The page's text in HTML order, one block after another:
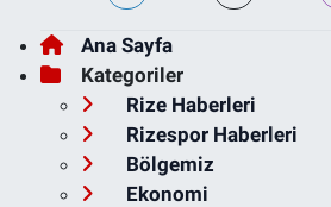
Ana Sayfa
Kategoriler
Rize Haberleri
Rizespor Haberleri
Bölgemiz
Ekonomi